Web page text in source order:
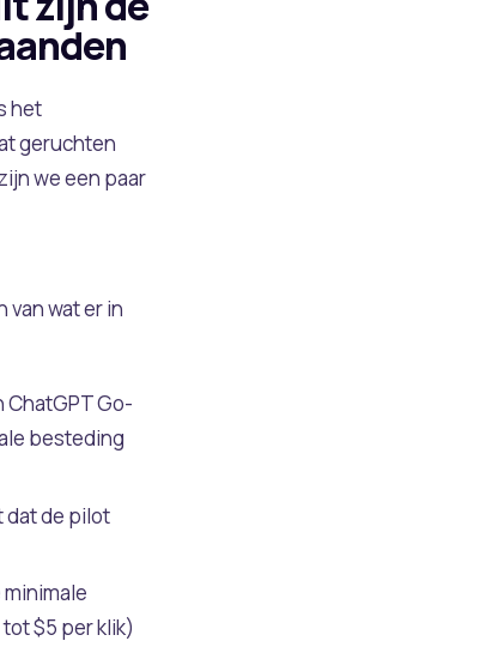
het
geruchten
we een paar
van wat er in
Go-
besteding
dat de pilot
minimale
$5 per klik)